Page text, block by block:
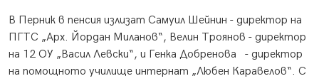
В Перник в пенсия излизат Самуил Шейнин - директор на
ПГТС „Арх. Йордан Миланов“, Велин Троянов - директор
на 12 ОУ „Васил Левски“, и Генка Добренова - директор
на помощното училище интернат „Любен Каравелов“. С